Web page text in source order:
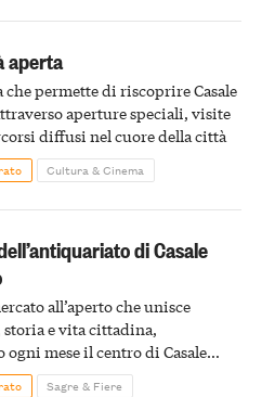
aperta
permette di riscoprire Casale
aperture speciali, visite
diffusi nel cuore della città
Cultura & Cinema
di Casale
all’aperto che unisce
e vita cittadina,
ogni mese il centro di Casale
luogo di scoperta e racconto
Sagre & Fiere